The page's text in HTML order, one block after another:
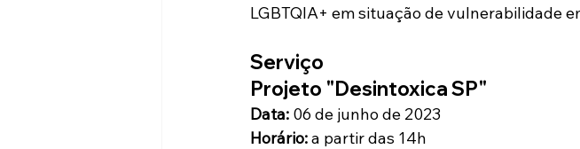
LGBTQIA+ em situação de vulnerabilidade
Serviço
Projeto "Desintoxica SP"
Data: 06 de junho de 2023
Horário: a partir das 14h